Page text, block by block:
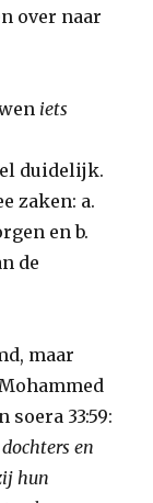
over naar
iets
duidelijk.
zaken: a.
en b.
de
maar
33:59:
en
hun